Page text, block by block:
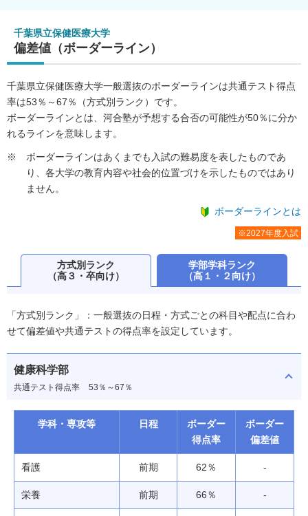
千葉県立保健医療大学
偏差値（ボーダーライン）
千葉県立保健医療大学一般選抜のボーダーラインは共通テスト得点
率は53％～67％（方式別ランク）です。
ボーダーラインとは、河合塾が予想する合否の可能性が50％に分か
れるラインを意味します。
ボーダーラインはあくまでも入試の難易度を表したものであ
り、各大学の教育内容や社会的位置づけを示したものではあり
ません。
ボーダーラインとは
※2027年度入試
方式別ランク
（高３・卒向け）
学部学科ランク
（高１・２向け）
「方式別ランク」：一般選抜の日程・方式ごとの科目や配点に合わ
せて偏差値や共通テストの得点率を設定しています。
健康科学部
共通テスト得点率 53％～67％
学科・専攻等 日程
ボーダー
得点率
ボーダー
偏差値
看護 前期 62％ -
栄養 前期 66％ -